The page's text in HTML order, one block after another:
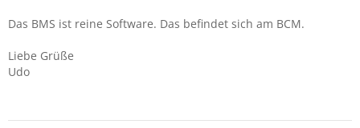
Das BMS ist reine Software. Das befindet sich am BCM.
Liebe Grüße
Udo